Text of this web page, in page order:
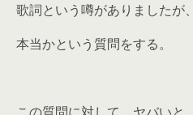
歌詞という噂がありましたが、
本当かという質問をする。